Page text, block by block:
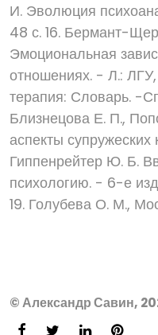
И. Эволюция
48 с. 16. Бермант-
Эмоциональная
отношениях. - Л.:
терапия: Словарь. -
Близнецова Е. П.,
аспекты
Гиппенрейтер Ю. Б.
психологию. - 6-е
19. Голубева О. М.,
© Александр Савин,